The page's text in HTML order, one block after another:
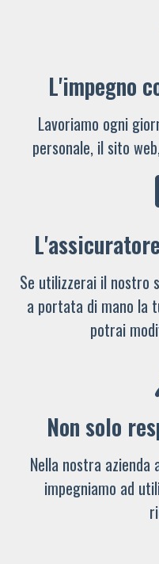
L'impegno
Lavoriamo ogni
personale, il sito
Se utilizzerai il nostro
a portata di mano la
potrai
Non solo
Nella nostra
impegniamo ad